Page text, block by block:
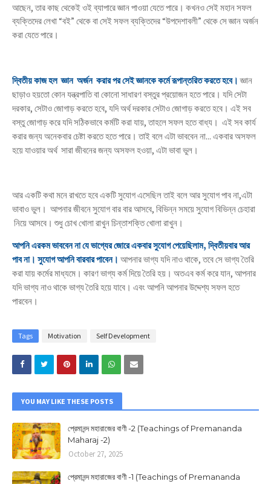
আছেন,তার কাছ থেকেই ওই ব্যাপারে জ্ঞান পাওয়া যেতে পারে । কখনও সেই মহান সফল
ব্যক্তিদের লেখা“বই” থেকে বা সেই সফল ব্যক্তিদের“উপদেশাবলী” থেকে সে জ্ঞান অর্জন
করা যেতে পারে ।
দ্বিতীয় কাজ হল জ্ঞান অর্জন করার পর সেই জ্ঞানকে কর্মে রূপান্তরিত করতে হবে। জ্ঞান
ছাড়াও হয়তো কোন যন্ত্রপাতি বা কোনো সাধারণ বস্তুর প্রয়োজন হতে পারে । যদি সেটা
দরকার, সেটাও জোগাড় করতে হবে, যদি অর্থ দরকার সেটাও জোগাড় করতে হবে । এই সব
বস্তু জোগাড় করে যদি সঠিকভাবে কর্মটি করা যায়,তাহলে সফল হতে বাধ্য । এই সব কার্য
করার জন্য অনেকবার চেষ্টা করতে হতে পারে । তাই বলে এটা ভাববেন না... একবার অসফল
হয়ে যাওয়ার অর্থ সারা জীবনের জন্য অসফল হওয়া, এটা ভাবা ভুল ।
আর একটি কথা মনে রাখতে হবে একটি সুযোগ এসেছিল তাই বলে আর সুযোগ পাব না,এটা
ভাবাও ভুল । আপনার জীবনে সুযোগ বার বার আসবে, বিভিন্ন সময়ে সুযোগ বিভিন্ন চেহারা
নিয়ে আসবে । শুধু চোখ খোলা রাখুন চিন্তাশক্তি খোলা রাখুন ।
আপনি এরকম ভাববেন না যে ভাগ্যের জোরে একবার সুযোগ পেয়েছিলাম, দ্বিতীয়বার আর
পাব না। সুযোগ আপনি বারবার পাবেন। আপনার ভাগ্য যদি নাও থাকে,তবে সে ভাগ্য তৈরি
করা যায় কর্মের মাধ্যমে । কারণ ভাগ্য কর্ম দিয়ে তৈরি হয় । অতএব কর্ম করে যান, আপনার
যদি ভাগ্য নাও থাকে ভাগ্য তৈরি হয়ে যাবে । এবং আপনি আপনার উদ্দেশ্য সফল হতে
পারবেন ।
Tags Motivation Self Development
YOU MAY LIKE THESE POSTS
প্রেমানন্দ মহারাজের বাণী -2 (Teachings of Premananda
Maharaj -2)
October 27, 2025
প্রেমানন্দ মহারাজের বাণী -1 (Teachings of Premananda